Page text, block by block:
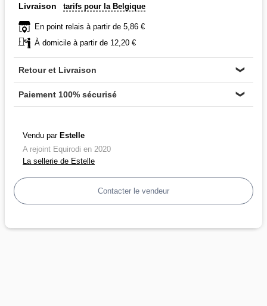
Livraison tarifs pour la Belgique
En point relais à partir de 5,86 €
À domicile à partir de 12,20 €
Retour et Livraison ❯
Paiement 100% sécurisé ❯
Vendu par Estelle
A rejoint Equirodi en 2020
La sellerie de Estelle
Contacter le vendeur